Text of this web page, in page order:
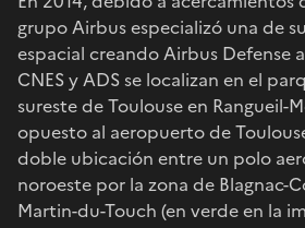
grupo Airbus especializó una de
espacial creando Airbus Defense
CNES y ADS se localizan en el
sureste de Toulouse en Rangueil-
opuesto al aeropuerto de
doble ubicación entre un polo
noroeste por la zona de Blagnac-
Martin-du-Touch (en verde en la